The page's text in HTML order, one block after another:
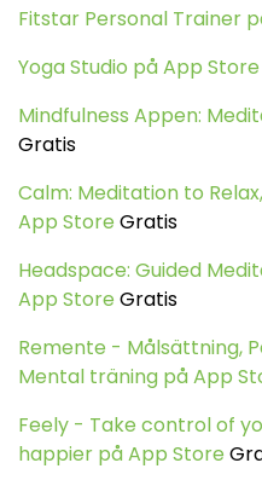
Fitstar Personal Trainer
Yoga Studio på App Store
Mindfulness Appen:
Gratis
Calm: Meditation to
App Store Gratis
Headspace: Guided
App Store Gratis
Remente - Målsättning,
Mental träning på App
Feely - Take control of
happier på App Store